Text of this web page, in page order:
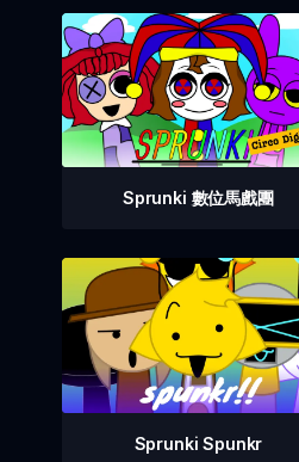
Sprunki 數位馬戲團
Sprunki Spunkr